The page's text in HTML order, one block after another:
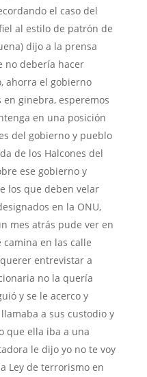
el caso del
al estilo de patrón de
dijo a la prensa
no debería hacer
ahorra el gobierno
ginebra, esperemos
en una posición
del gobierno y pueblo
de los Halcones del
ese gobierno y
los que deben velar
en la ONU,
mes atrás pude ver en
en las calle
entrevistar a
no la quería
y se le acerco y
a sus custodio y
que ella iba a una
le dijo yo no te voy
Ley de terrorismo en